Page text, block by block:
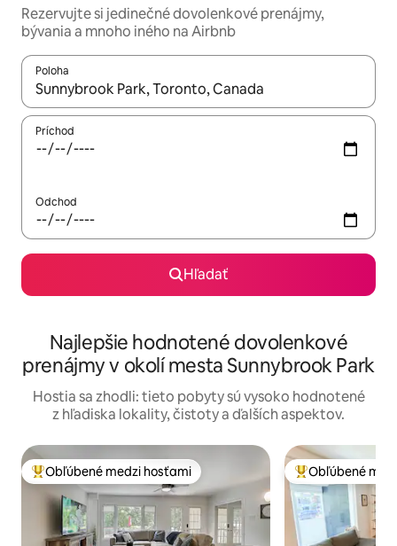
Rezervujte si jedinečné dovolenkové prenájmy,
bývania a mnoho iného na Airbnb
Poloha
Keď budú výsledky k dispozícii, môžete si ich prechádzať
Príchod
Odchod
Hľadať
Najlepšie hodnotené dovolenkové
prenájmy v okolí mesta Sunnybrook Park
Hostia sa zhodli: tieto pobyty sú vysoko hodnotené
z hľadiska lokality, čistoty a ďalších aspektov.
Najobľúbenejšie medzi hosťami
Obľúbené medzi hosťami Najobľúbenejšie
Obľúbené